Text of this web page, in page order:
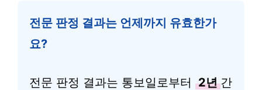
전문 판정 결과는 언제까지 유효한가
요?
전문 판정 결과는 통보일로부터 2년 간